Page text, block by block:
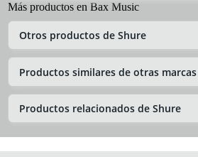
Más productos en Bax Music
Otros productos de Shure
Productos similares de otras marcas
Productos relacionados de Shure